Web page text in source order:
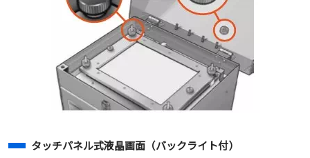
タッチパネル式液晶画面（バックライト付）